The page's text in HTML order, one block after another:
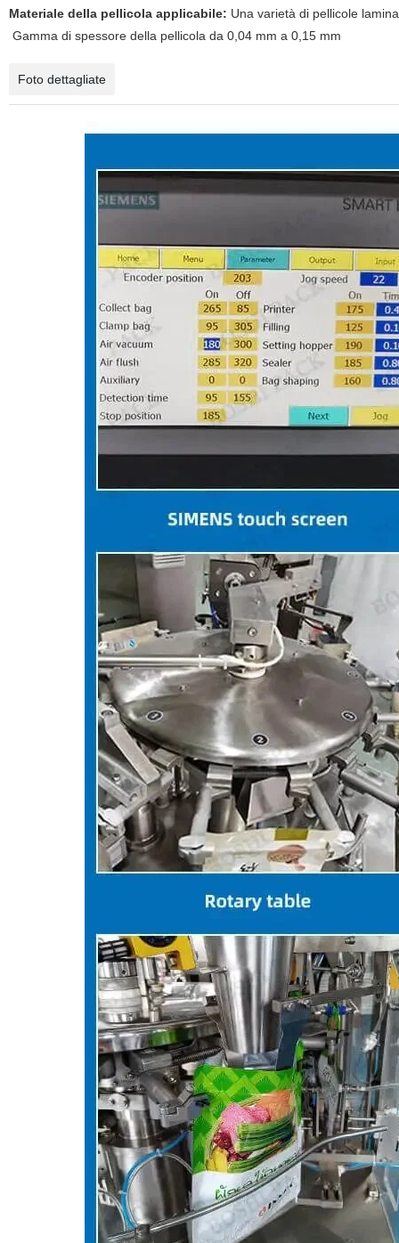
Materiale della pellicola applicabile: Una varietà di pellicole
Gamma di spessore della pellicola da 0,04 mm a 0,15 mm
Foto dettagliate